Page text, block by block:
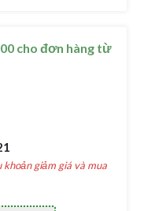
cho đơn hàng từ
giảm giá và mua